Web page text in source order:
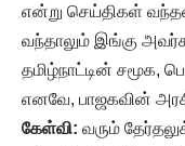
என்று செய்திகள்
வந்தாலும் இங்கு
தமிழ்நாட்டின் சமூக,
எனவே, பாஜகவின்
கேள்வி: வரும்